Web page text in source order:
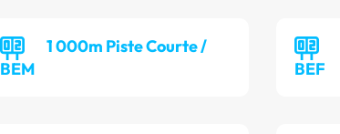
1 000m Piste Courte /
BEM
BEF